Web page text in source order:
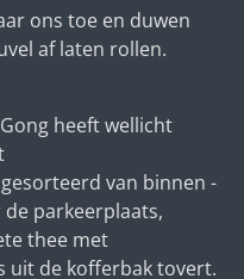
ons toe en duwen
af laten rollen.
heeft wellicht
gesorteerd van binnen -
parkeerplaats,
thee met
uit de kofferbak tovert.